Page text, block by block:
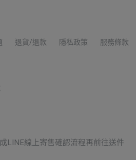
退貨/退款 隱私政策 服務條款
LINE線上寄售確認流程再前往送件